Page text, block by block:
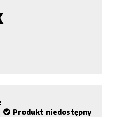
Produkt niedostępny